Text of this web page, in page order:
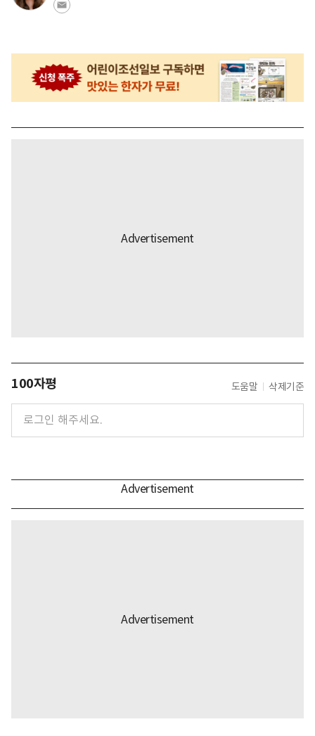
100자평 도움말 삭제기준